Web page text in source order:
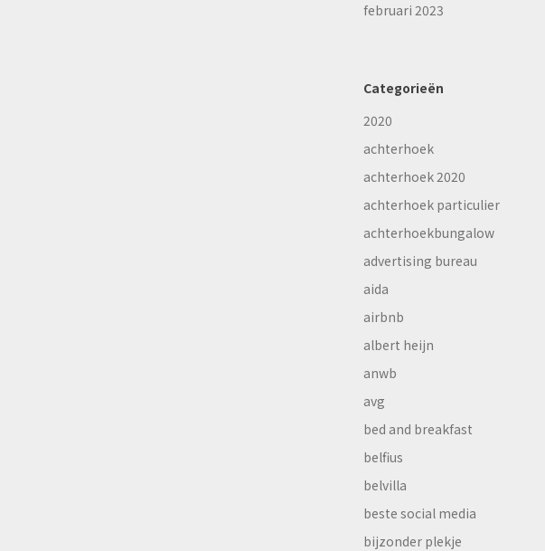
februari 2023
Categorieën
2020
achterhoek
achterhoek 2020
achterhoek particulier
achterhoekbungalow
advertising bureau
aida
airbnb
albert heijn
anwb
avg
bed and breakfast
belfius
belvilla
beste social media
bijzonder plekje